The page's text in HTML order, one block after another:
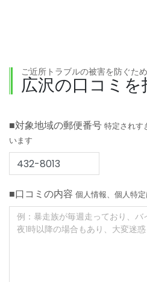
ご近所トラブルの被害を防ぐた
広沢の口コミを
■対象地域の郵便番号 特定されす
います
■口コミの内容 個人情報、個人特